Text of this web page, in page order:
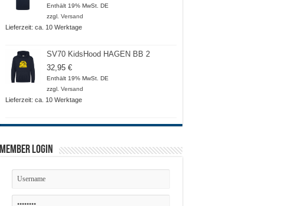
Enthält 19% MwSt. DE
zzgl. Versand
Lieferzeit: ca. 10 Werktage
SV70 KidsHood HAGEN BB 2
32,95 €
Enthält 19% MwSt. DE
zzgl. Versand
Lieferzeit: ca. 10 Werktage
Member Login